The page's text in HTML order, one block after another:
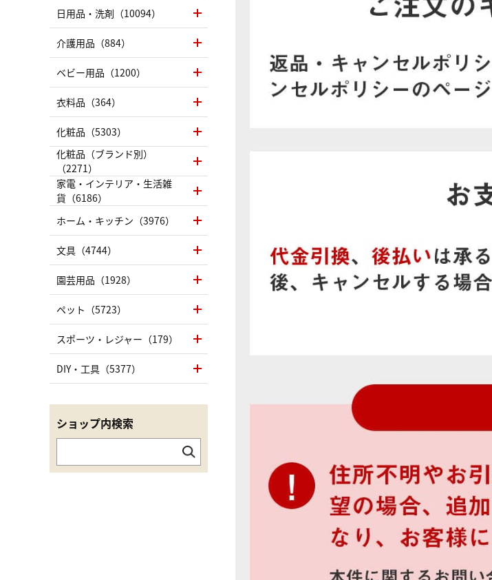
日用品・洗剤（10094）
介護用品（884）
ベビー用品（1200）
衣料品（364）
化粧品（5303）
化粧品（ブランド別）
（2271）
家電・インテリア・生活雑
貨（6186）
ホーム・キッチン（3976）
文具（4744）
園芸用品（1928）
ペット（5723）
スポーツ・レジャー（179）
DIY・工具（5377）
ショップ内検索